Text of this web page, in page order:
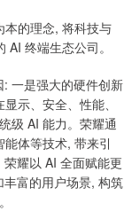
的理念, 将科技与
终端生态公司。
一是强大的硬件创新
示、安全、性能、
级 AI 能力。荣耀通
体等技术, 带来引
耀以 AI 全面赋能更
富的用户场景, 构筑